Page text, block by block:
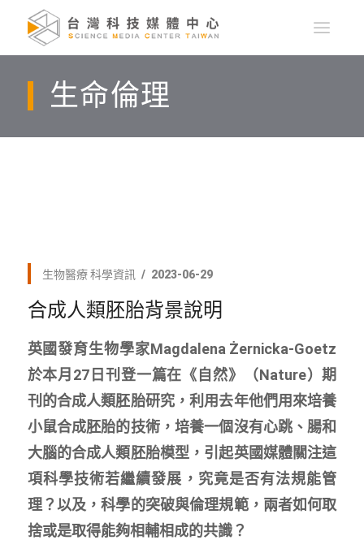
生命倫理
生物醫療 科學資訊 2023-06-29
合成人類胚胎背景說明
英國發育生物學家Magdalena Żernicka-Goetz
於本月27日刊登一篇在《自然》（Nature）期
刊的合成人類胚胎研究，利用去年他們用來培養
小鼠合成胚胎的技術，培養一個沒有心跳、腸和
大腦的合成人類胚胎模型，引起英國媒體關注這
項科學技術若繼續發展，究竟是否有法規能管
理？以及，科學的突破與倫理規範，兩者如何取
捨或是取得能夠相輔相成的共識？